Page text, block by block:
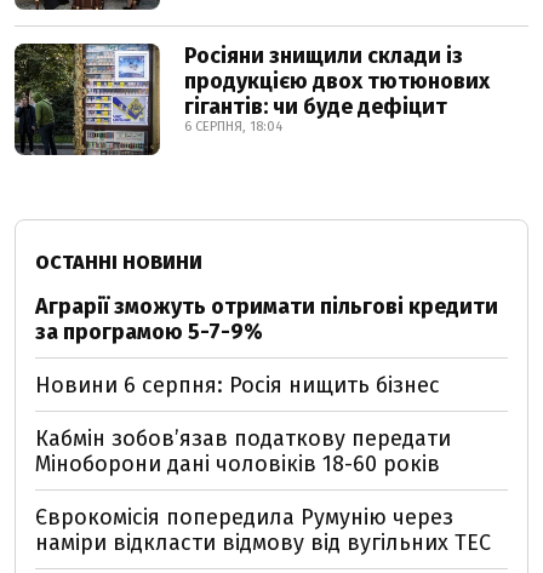
Росіяни знищили склади із
продукцією двох тютюнових
гігантів: чи буде дефіцит
6 СЕРПНЯ, 18:04
ОСТАННІ НОВИНИ
Аграрії зможуть отримати пільгові кредити
за програмою 5-7-9%
Новини 6 серпня: Росія нищить бізнес
Кабмін зобовʼязав податкову передати
Міноборони дані чоловіків 18-60 років
Єврокомісія попередила Румунію через
наміри відкласти відмову від вугільних ТЕС